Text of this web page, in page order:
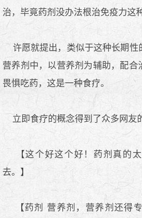
治，毕竟药剂没办法根治免疫力这
许愿就提出，类似于这种长期性
营养剂中，以营养剂为辅助，配合
畏惧吃药，这是一种食疗。
立即食疗的概念得到了众多网友
【这个好这个好！药剂真的太
去。】
【药剂 营养剂，营养剂还得